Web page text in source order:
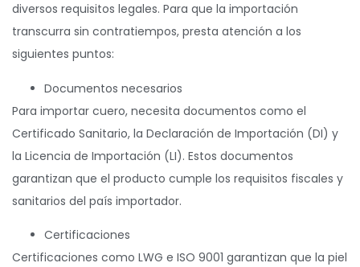
diversos requisitos legales. Para que la importación
transcurra sin contratiempos, presta atención a los
siguientes puntos:
Documentos necesarios
Para importar cuero, necesita documentos como el
Certificado Sanitario, la Declaración de Importación (DI) y
la Licencia de Importación (LI). Estos documentos
garantizan que el producto cumple los requisitos fiscales y
sanitarios del país importador.
Certificaciones
Certificaciones como LWG e ISO 9001 garantizan que la piel